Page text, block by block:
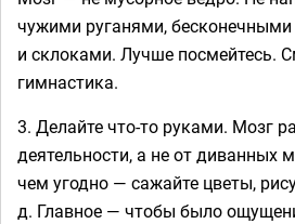
чужими руганями, бесконечными
и склоками. Лучше посмейтесь.
гимнастика.
3. Делайте что-то руками. Мозг
деятельности, а не от диванных
чем угодно — сажайте цветы,
д. Главное — чтобы было